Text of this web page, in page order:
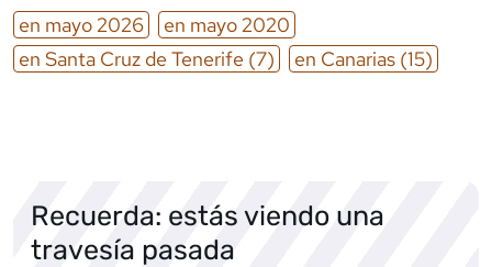
en mayo 2026 en mayo 2020
en Santa Cruz de Tenerife (7) en Canarias (15)
Recuerda: estás viendo una
travesía pasada